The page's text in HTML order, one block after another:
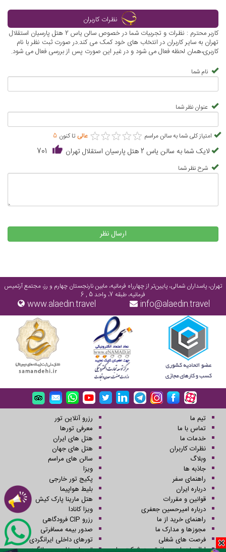
نظرات کاربران
کاربر محترم : نظرات و تجربیات شما در خصوص سالن یاس 2 هتل پارسیان استقلال
تهران به سایر کاربران در انتخاب های خود کمک می کند.در صورت ثبت نظر با نام
کاربری،همان لحظه فعال می شود و در غیر این صورت پس از بررسی فعال می شود.
نام شما
عنوان نظر شما
امتیاز کلی شما به سالن مراسم ★★★★★
★★★★★ عالی تا کنون 5
لایک شما به سالن یاس 2 هتل پارسیان استقلال تهران 701
شرح نظر شما
ارسال نظر
تهران، پاسداران شمالی، پایین‌تر از چهارراه فرمانیه، مابین نارنجستان چهارم و رز، مجتمع آرتمیس
فرمانیه، طبقه 7، واحد 5 , 6
info@alaedin.travel
www.alaedin.travel
تیم ما
تماس با ما
خدمات ما
نظرات کاربران
وبلاگ
جاذبه ها
راهنمای سفر
درباره ایران
قوانین و مقررات
درباره امیرحسین جعفری
راهنمای خرید از ما
مجوزها و مدارک ما
فرصت های شغلی
رزرو آنلاین تور
معرفی تورها
هتل های ایران
هتل های جهان
سالن های مراسم
ویزا
پکیج تور خارجی
بلیط هواپیما
هتل مارینا پارک کیش
ویزا کانادا
رزرو CIP فرودگاهی
صدور بیمه مسافرتی
تورهای داخلی ایرانگردی